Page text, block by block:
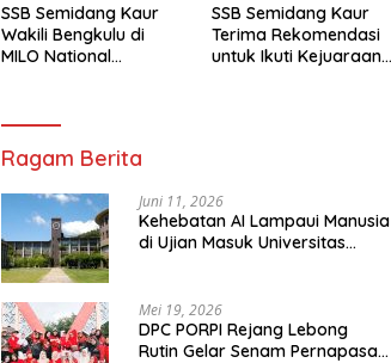
SSB Semidang Kaur
Wakili Bengkulu di
MILO National
SSB Semidang Kaur
Terima Rekomendasi
untuk Ikuti Kejuaraan
Ragam Berita
Juni 11, 2026
Kehebatan AI Lampaui Manusia
di Ujian Masuk Universitas
Mei 19, 2026
DPC PORPI Rejang Lebong
Rutin Gelar Senam Pernapasan